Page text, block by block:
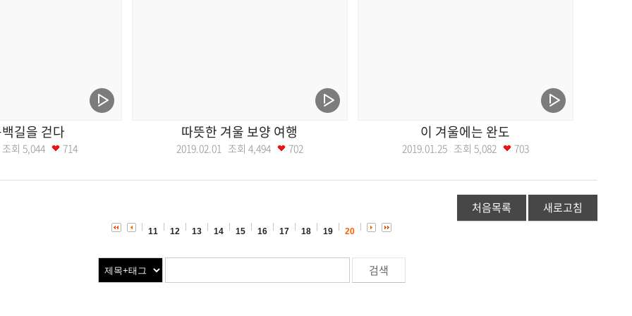
길을 걷다
회 5,044 714
따뜻한 겨울 보양 여행
2019.02.01 조회 4,494 702
이 겨울에는 완도
2019.01.25 조회 5,082 703
처음목록 새로고침
11 12 13 14 15 16 17 18 19 20